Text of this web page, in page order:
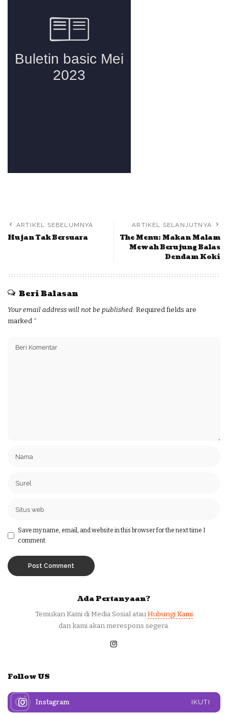
ARTIKEL SEBELUMNYA
Hujan Tak Bersuara
ARTIKEL SELANJUTNYA
The Menu: Makan Malam
Mewah Berujung Balas
Dendam Koki
Beri Balasan
Your email address will not be published. Required fields are
marked *
Save my name, email, and website in this browser for the next time I
comment.
Ada Pertanyaan?
Temukan Kami di Media Sosial atauHubungi Kami
dan kami akan merespons segera.
Follow US
Instagram IKUTI